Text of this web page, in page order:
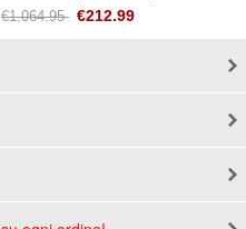
€1,064.95 €212.99